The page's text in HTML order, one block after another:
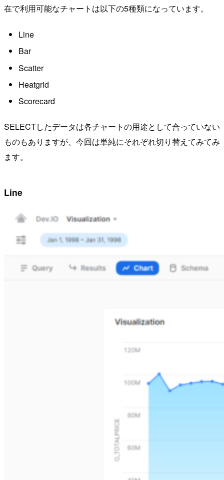
在で利用可能なチャートは以下の5種類になっています。
Line
Bar
Scatter
Heatgrid
Scorecard
SELECTしたデータは各チャートの用途として合っていない
ものもありますが、今回は単純にそれぞれ切り替えてみてみ
ます。
Line